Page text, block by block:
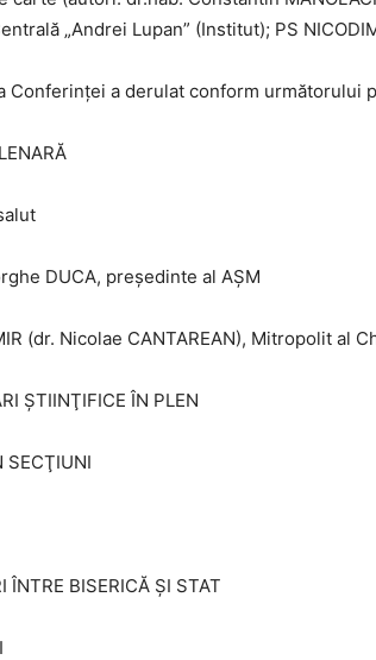
„Andrei Lupan” (Institut); PS
Conferinței a derulat conform următorului
DUCA, preşedinte al AŞM
(dr. Nicolae CANTAREAN), Mitropolit al
ŞTIINŢIFICE ÎN PLEN
SECŢIUNI
ÎNTRE BISERICĂ ŞI STAT